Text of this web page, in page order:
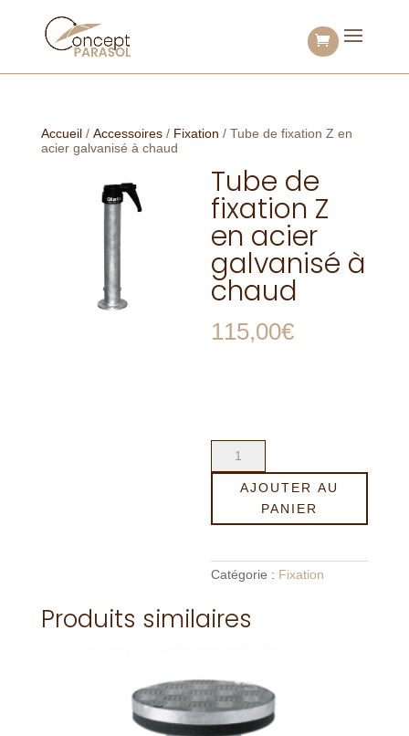
Accueil/ Accessoires/ Fixation / Tube de fixation Z en
acier galvanisé à chaud
Tube de
fixation Z
en acier
galvanisé à
chaud
115,00€
Tube
galvanisé
à
AJOUTER AU
PANIER
Catégorie : Fixation
Produits similaires